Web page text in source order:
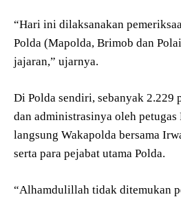
“Hari ini dilaksanakan
Polda (Mapolda, Brimob dan
jajaran,” ujarnya.
Di Polda sendiri, sebanyak 2.229
dan administrasinya oleh
langsung Wakapolda bersama
serta para pejabat utama Polda.
“Alhamdulillah tidak ditemukan